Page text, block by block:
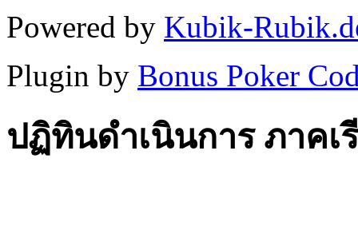
Powered by Kubik-
Plugin by Bonus Poker
ปฏิทินดำเนินการ ภาคเ